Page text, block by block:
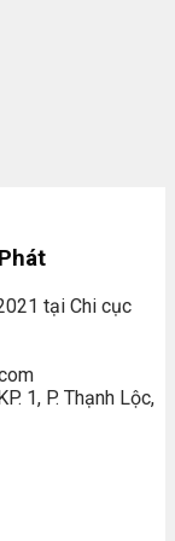
tại Chi cục
1, P. Thạnh Lộc,